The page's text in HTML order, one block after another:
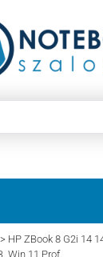
> HP ZBook 8 G2i 14
Win 11 Prof.